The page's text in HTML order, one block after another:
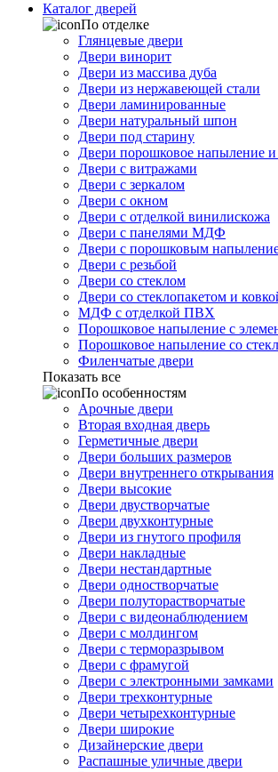
Каталог дверей
По отделке
Глянцевые двери
Двери винорит
Двери из массива дуба
Двери из нержавеющей стали
Двери ламинированные
Двери натуральный шпон
Двери под старину
Двери порошковое напыление
Двери с витражами
Двери с зеркалом
Двери с окном
Двери с отделкой винилискожа
Двери с панелями МДФ
Двери с порошковым
Двери с резьбой
Двери со стеклом
Двери со стеклопакетом и
МДФ с отделкой ПВХ
Порошковое напыление с
Порошковое напыление со
Филенчатые двери
Показать все
По особенностям
Арочные двери
Вторая входная дверь
Герметичные двери
Двери больших размеров
Двери внутреннего открывания
Двери высокие
Двери двустворчатые
Двери двухконтурные
Двери из гнутого профиля
Двери накладные
Двери нестандартные
Двери одностворчатые
Двери полуторастворчатые
Двери с видеонаблюдением
Двери с молдингом
Двери с терморазрывом
Двери с фрамугой
Двери с электронными замками
Двери трехконтурные
Двери четырехконтурные
Двери широкие
Дизайнерские двери
Распашные уличные двери